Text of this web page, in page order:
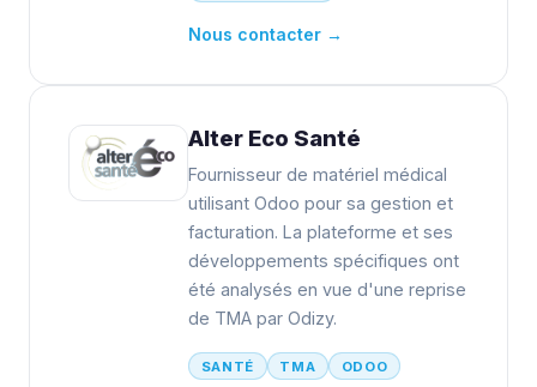
Nous contacter →
Alter Eco Santé
Fournisseur de matériel médical
utilisant Odoo pour sa gestion et
facturation. La plateforme et ses
développements spécifiques ont
été analysés en vue d'une reprise
de TMA par Odizy.
SANTÉ TMA ODOO